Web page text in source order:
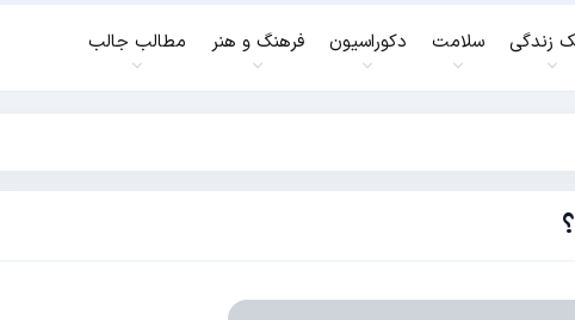
زندگی سلامت دکوراسیون فرهنگ و هنر مطالب جالب